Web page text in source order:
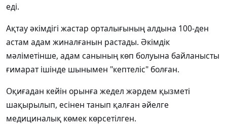
еді.
Ақтау әкімдігі жастар орталығының алдына 100-ден
астам адам жиналғанын растады. Әкімдік
мәліметінше, адам санының көп болуына байланысты
ғимарат ішінде шынымен "кептеліс" болған.
Оқиғадан кейін орынға жедел жәрдем қызметі
шақырылып, есінен танып қалған әйелге
медициналық көмек көрсетілген.